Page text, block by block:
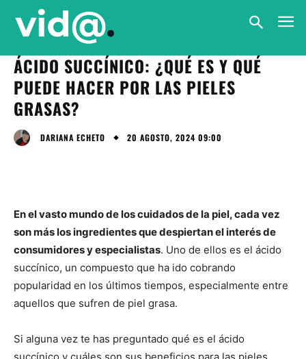
ÁCIDO SUCCÍNICO: ¿QUÉ ES Y QUÉ
PUEDE HACER POR LAS PIELES
GRASAS?
DARIANA ECHETO 20 AGOSTO, 2024 09:00
En el vasto mundo de los cuidados de la piel, cada vez
son más los ingredientes que despiertan el interés de
consumidores y especialistas. Uno de ellos es el ácido
succínico, un compuesto que ha ido cobrando
popularidad en los últimos tiempos, especialmente entre
aquellos que sufren de piel grasa.
Si alguna vez te has preguntado qué es el ácido